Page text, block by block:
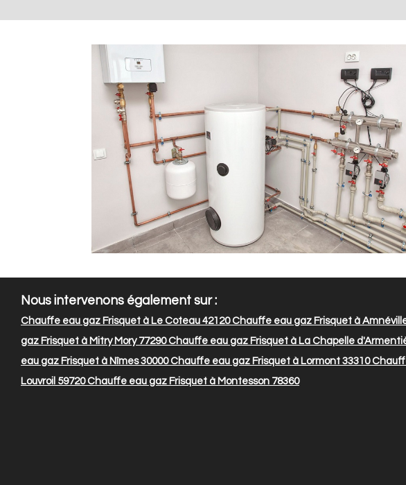
Nous intervenons également sur :
Chauffe eau gaz Frisquet à Le Coteau 42120Chauffe eau gaz Frisquet à
gaz Frisquet à Mitry Mory 77290Chauffe eau gaz Frisquet à La Chapelle
eau gaz Frisquet à Nîmes 30000Chauffe eau gaz Frisquet à Lormont 33310
Louvroil 59720Chauffe eau gaz Frisquet à Montesson 78360